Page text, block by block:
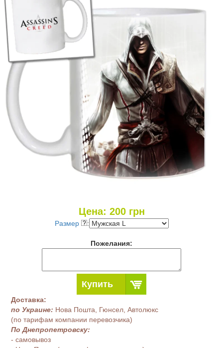
Цена: 200грн
Размер :
Пожелания:
Купить
Доставка:
по Украине: Нова Пошта, Гюнсел, Автолюкс
(по тарифам компании перевозчика)
По Днепропетровску:
- самовывоз